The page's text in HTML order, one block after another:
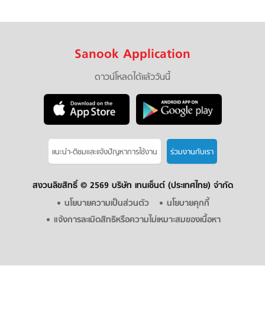
Sanook Application
ดาวน์โหลดได้แล้ววันนี้
แนะนำ-ติชมเเละแจ้งปัญหาการใช้งาน ร่วมงานกับเรา
สงวนลิขสิทธิ์ © 2569 บริษัท เทนเซ็นต์ (ประเทศไทย) จำกัด
นโยบายความเป็นส่วนตัว
นโยบายคุกกี้
แจ้งการละเมิดสิทธิหรือความไม่เหมาะสมของเนื้อหา